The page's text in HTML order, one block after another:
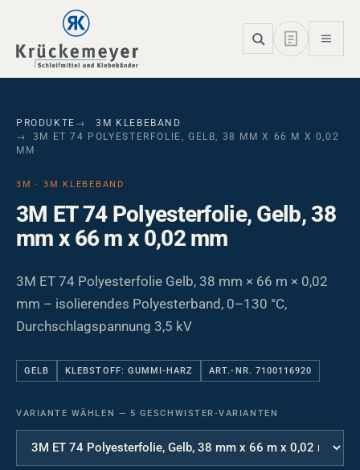
Skip to main navigation
Skip to main content
Skip to page footer
PRODUKTE
3M KLEBEBAND
3M ET 74 POLYESTERFOLIE, GELB, 38 MM X 66 M X 0,02
MM
3M · 3M KLEBEBAND
3M ET 74 Polyesterfolie, Gelb, 38
mm x 66 m x 0,02 mm
3M ET 74 Polyesterfolie Gelb, 38 mm × 66 m × 0,02
mm – isolierendes Polyesterband, 0–130 °C,
Durchschlagspannung 3,5 kV
GELB KLEBSTOFF: GUMMI-HARZ ART.-NR. 7100116920
VARIANTE WÄHLEN — 5 GESCHWISTER-VARIANTEN